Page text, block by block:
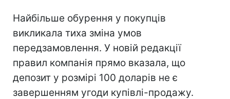
Найбільше обурення у покупців
викликала тиха зміна умов
передзамовлення. У новій редакції
правил компанія прямо вказала, що
депозит у розмірі 100 доларів не є
завершенням угоди купівлі-продажу.